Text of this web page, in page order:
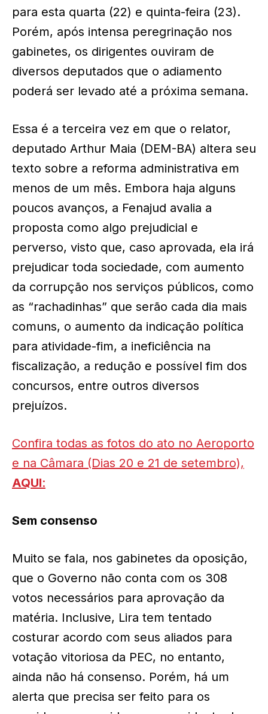
para esta quarta (22) e quinta-feira (23).
Porém, após intensa peregrinação nos
gabinetes, os dirigentes ouviram de
diversos deputados que o adiamento
poderá ser levado até a próxima semana.
Essa é a terceira vez em que o relator,
deputado Arthur Maia (DEM-BA) altera seu
texto sobre a reforma administrativa em
menos de um mês. Embora haja alguns
poucos avanços, a Fenajud avalia a
proposta como algo prejudicial e
perverso, visto que, caso aprovada, ela irá
prejudicar toda sociedade, com aumento
da corrupção nos serviços públicos, como
as “rachadinhas” que serão cada dia mais
comuns, o aumento da indicação política
para atividade-fim, a ineficiência na
fiscalização, a redução e possível fim dos
concursos, entre outros diversos
prejuízos.
Confira todas as fotos do ato no Aeroporto
e na Câmara (Dias 20 e 21 de setembro),
AQUI:
Sem consenso
Muito se fala, nos gabinetes da oposição,
que o Governo não conta com os 308
votos necessários para aprovação da
matéria. Inclusive, Lira tem tentado
costurar acordo com seus aliados para
votação vitoriosa da PEC, no entanto,
ainda não há consenso. Porém, há um
alerta que precisa ser feito para os